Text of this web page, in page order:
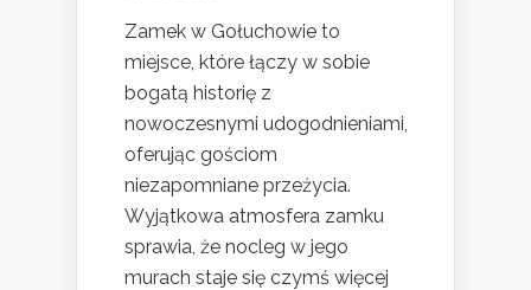
Zamek w Gołuchowie to
miejsce, które łączy w sobie
bogatą historię z
nowoczesnymi udogodnieniami,
oferując gościom
niezapomniane przeżycia.
Wyjątkowa atmosfera zamku
sprawia, że nocleg w jego
murach staje się czymś więcej